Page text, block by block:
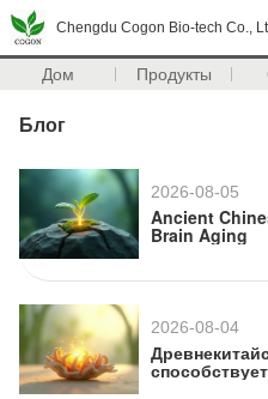
Chengdu Cogon Bio-tech Co.,
Дом Продукты
Блог
2026-08-05
Ancient
Brain Aging
2026-08-04